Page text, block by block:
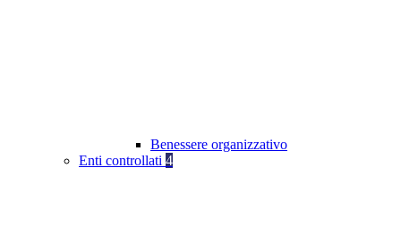
Benessere organizzativo
Enti controllati 4